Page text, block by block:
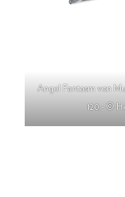
Angel Fantasm von
120,- ©